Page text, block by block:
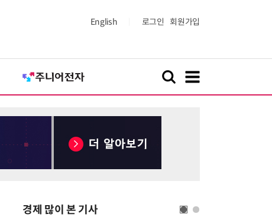
English 로그인 회원가입
경제 많이 본 기사